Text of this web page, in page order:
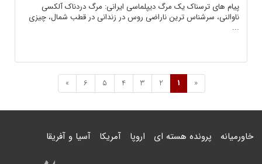
پیام های ترسناک یک مرگ دیپلماسی ایرانی: مرگ دردناک آلکسی
ناوالنی، سرشناس ترین ناراضی روس در زندانی در قطب شمال، چیزی
...
«
1
2
3
4
5
6
»
خاورمیانه پرونده هسته ای اروپا آمریکا آسیا و آفریقا